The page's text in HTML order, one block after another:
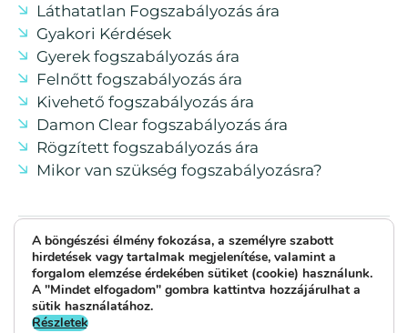
Láthatatlan Fogszabályozás ára
Gyakori Kérdések
Gyerek fogszabályozás ára
Felnőtt fogszabályozás ára
Kivehető fogszabályozás ára
Damon Clear fogszabályozás ára
Rögzített fogszabályozás ára
Mikor van szükség fogszabályozásra?
Várfok Ortho - Egyénre szabott fogszabályozás
© 2026 - Minden jog fenntartva!
Weboldalt készítette: Silicium Egészségügyi
Marketing
A böngészési élmény fokozása, a személyre szabott
hirdetések vagy tartalmak megjelenítése, valamint a
forgalom elemzése érdekében sütiket (cookie) használunk.
A "Mindet elfogadom" gombra kattintva hozzájárulhat a
sütik használatához.
Részletek